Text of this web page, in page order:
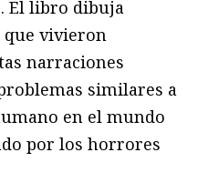
El libro dibuja
que vivieron
narraciones
similares a
en el mundo
por los horrores